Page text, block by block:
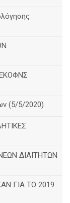
ΕΚΟΦΝΣ
(5/5/2020)
ΔΙΑΙΤΗΤΩΝ
ΓΙΑ ΤΟ 2019